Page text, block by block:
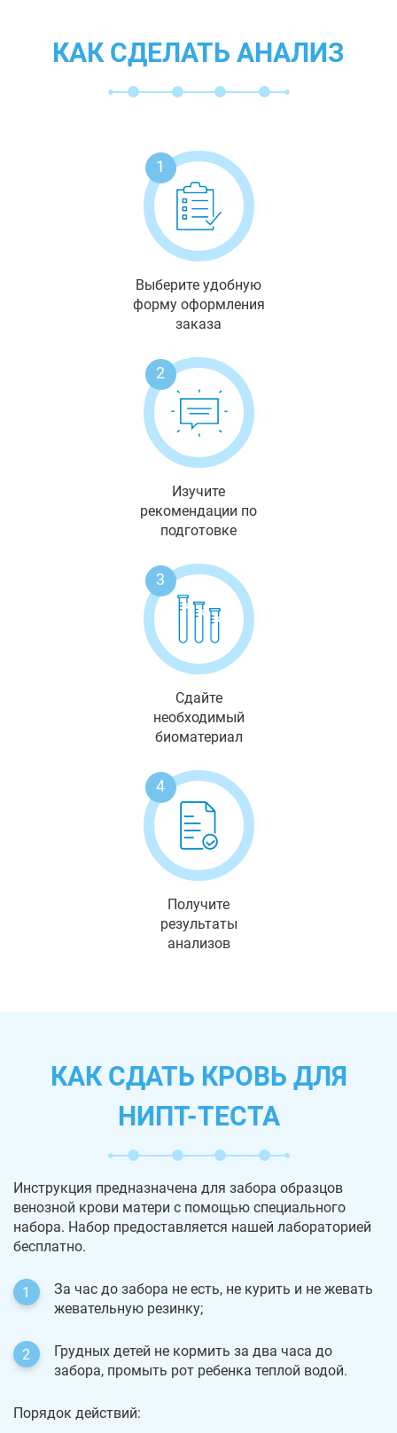
КАК СДЕЛАТЬ АНАЛИЗ
1
Выберите удобную
форму оформления
заказа
2
Изучите
рекомендации по
подготовке
3
Сдайте
необходимый
биоматериал
4
Получите
результаты
анализов
КАК СДАТЬ КРОВЬ ДЛЯ
НИПТ-ТЕСТА
Инструкция предназначена для забора образцов
венозной крови матери с помощью специального
набора. Набор предоставляется нашей лабораторией
бесплатно.
За час до забора не есть, не курить и не жевать
жевательную резинку;
Грудных детей не кормить за два часа до
забора, промыть рот ребенка теплой водой.
Порядок действий: